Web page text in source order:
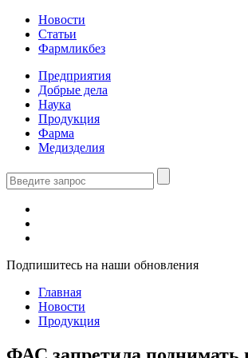
Новости
Статьи
Фармликбез
Предприятия
Добрые дела
Наука
Продукция
Фарма
Медизделия
Подпишитесь на наши обновления
Главная
Новости
Продукция